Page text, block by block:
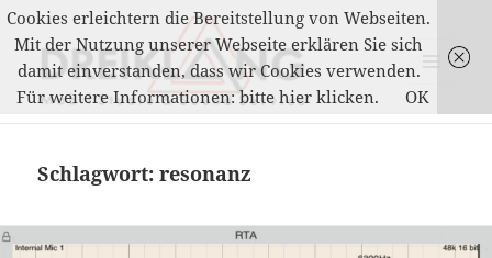
MENÜ
UND
Schlagwort:resonanz
Cookies erleichtern die Bereitstellung von Webseiten.
Mit der Nutzung unserer Webseite erklären Sie sich
damit einverstanden, dass wir Cookies verwenden.
Für weitere Informationen: bitte hier klicken.
OK